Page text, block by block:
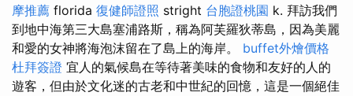
摩推薦 florida 復健師證照 stright 台胞證桃園 k. 拜訪我們
到地中海第三大島塞浦路斯，稱為阿芙羅狄蒂島，因為美麗
和愛的女神將海泡沫留在了島上的海岸。 buffet外燴價格
杜拜簽證 宜人的氣候島在等待著美味的食物和友好的人的
遊客，但由於文化迷的古老和中世紀的回憶，這是一個絕佳